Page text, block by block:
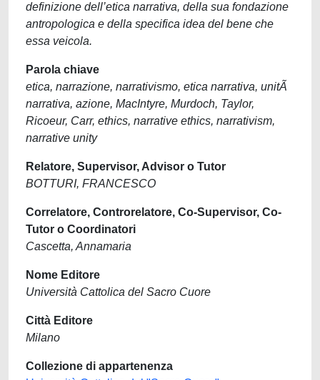
definizione dell’etica narrativa, della sua fondazione
antropologica e della specifica idea del bene che
essa veicola.
Parola chiave
etica, narrazione, narrativismo, etica narrativa, unitÃ
narrativa, azione, MacIntyre, Murdoch, Taylor,
Ricoeur, Carr, ethics, narrative ethics, narrativism,
narrative unity
Relatore, Supervisor, Advisor o Tutor
BOTTURI, FRANCESCO
Correlatore, Controrelatore, Co-Supervisor, Co-
Tutor o Coordinatori
Cascetta, Annamaria
Nome Editore
Università Cattolica del Sacro Cuore
Città Editore
Milano
Collezione di appartenenza